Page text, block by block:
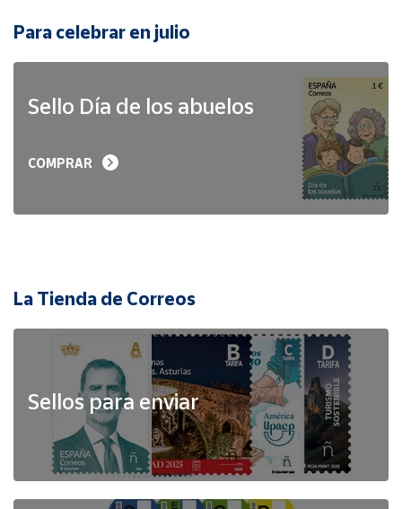
Para celebrar en julio
Sello Día de los abuelos
COMPRAR
La Tienda de Correos
Sellos para enviar